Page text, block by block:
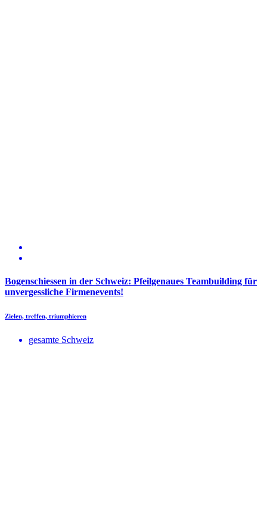
Bogenschiessen in der Schweiz: Pfeilgenaues Teambuilding für
unvergessliche Firmenevents!
Zielen, treffen, triumphieren
gesamte Schweiz